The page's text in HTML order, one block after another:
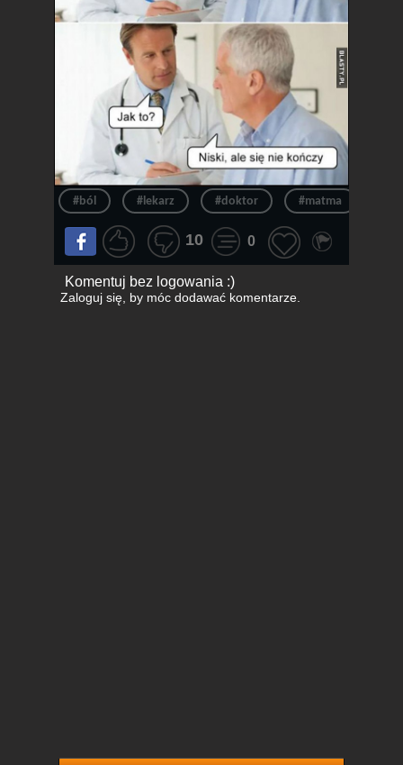
#ból #lekarz #doktor #matma
10 0
Komentuj bez logowania :)
Zaloguj się, by móc dodawać komentarze.